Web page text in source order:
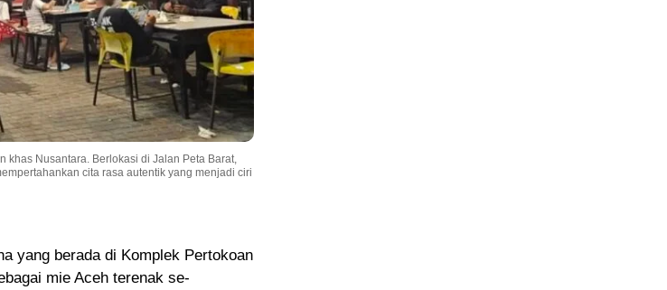
khas Nusantara. Berlokasi di Jalan Peta Barat,
cita rasa autentik yang menjadi ciri
yang berada di Komplek Pertokoan
mie Aceh terenak se-